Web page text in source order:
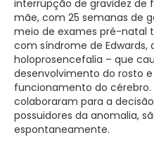
interrupção de gravidez
mãe, com 25 semanas de
meio de exames pré-natal
com síndrome de Edwards,
holoprosencefalia – que
desenvolvimento do rosto
funcionamento do cérebro.
colaboraram para a
possuidores da anomalia,
espontaneamente.